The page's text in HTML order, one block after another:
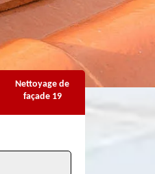
Nettoyage de
façade 19